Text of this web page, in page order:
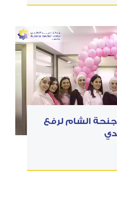
الشام لرفع